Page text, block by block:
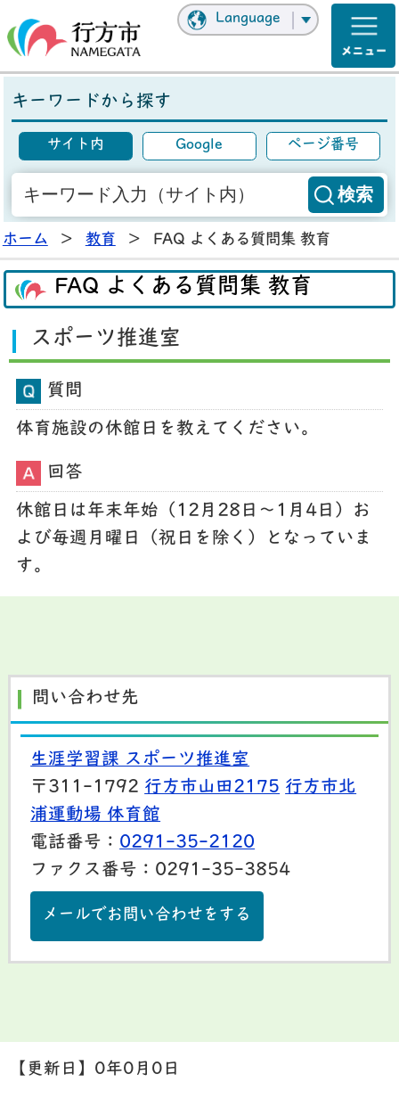
Language
キーワードから探す
サイト内 Google ページ番号
ホーム > 教育 > FAQ よくある質問集 教育
FAQ よくある質問集 教育
スポーツ推進室
質問
体育施設の休館日を教えてください。
回答
休館日は年末年始（12月28日～1月4日）お
よび毎週月曜日（祝日を除く）となっていま
す。
問い合わせ先
生涯学習課 スポーツ推進室
〒311-1792 行方市山田2175 行方市北
浦運動場 体育館
電話番号： 0291-35-2120
ファクス番号：0291-35-3854
メールでお問い合わせをする
【更新日】 0年0月0日